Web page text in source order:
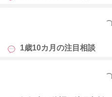
もっと
1歳10カ月の注目相談
もっと